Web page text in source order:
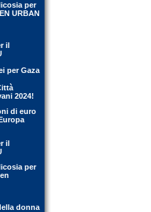
per
URBAN
il
per Gaza
2024!
di euro
il
per
donna